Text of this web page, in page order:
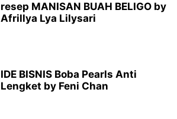
resep MANISAN BUAH BELIGO by
Afrillya Lya Lilysari
IDE BISNIS Boba Pearls Anti
Lengket by Feni Chan